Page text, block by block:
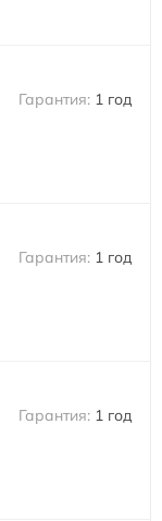
1 год
1 год
1 год